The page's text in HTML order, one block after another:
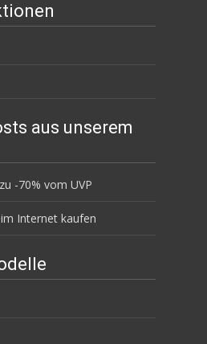
aus unserem
-70% vom UVP
Internet kaufen